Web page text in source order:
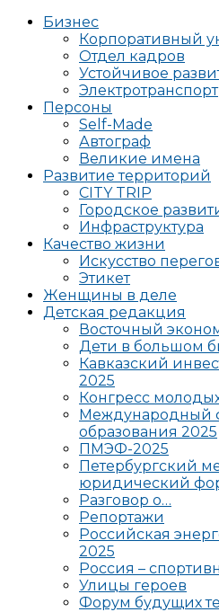
Бизнес
Корпоративный
Отдел кадров
Устойчивое
Электротранспорт
Персоны
Self-Made
Автограф
Великие имена
Развитие территорий
CITY TRIP
Городское
Инфраструктура
Качество жизни
Искусство
Этикет
Женщины в деле
Детская редакция
Восточный
Дети в большом
Кавказский
2025
Конгресс
Международный
образования 2025
ПМЭФ-2025
Петербургский
юридический
Разговор о…
Репортажи
Российская
2025
Россия –
Улицы героев
Форум будущих